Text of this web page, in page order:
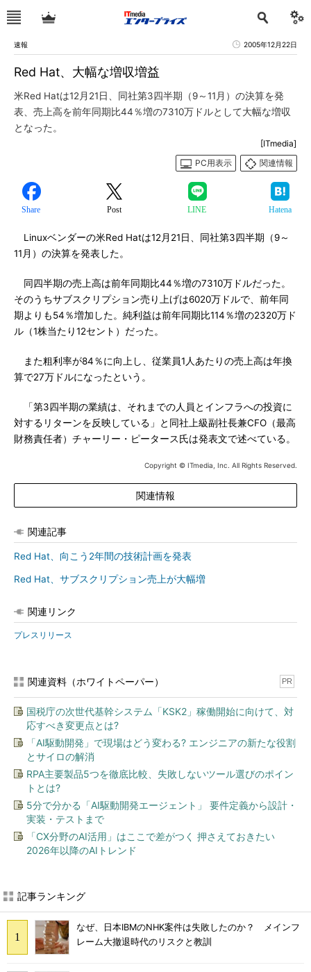
速報 2005年12月22日
Red Hat、大幅な増収増益
米Red Hatは12月21日、同社第3四半期（9～11月）の決算を発
表、売上高を前年同期比44％増の7310万ドルとして大幅な増収
となった。
[ITmedia]
PC用表示
関連情報
Share Post LINE Hatena
Linuxベンダーの米Red Hatは12月21日、同社第3四半期（9～
11月）の決算を発表した。
同四半期の売上高は前年同期比44％増の7310万ドルだった。
そのうちサブスクリプション売り上げは6020万ドルで、前年同
期よりも54％増加した。純利益は前年同期比114％増の2320万ド
ル（1株当たり12セント）だった。
また粗利率が84％に向上し、従業員1人あたりの売上高は年換
算で27万ドルになったという。
「第3四半期の業績は、それまでの人員とインフラへの投資に
対するリターンを反映している」と同社上級副社長兼CFO（最高
財務責任者）チャーリー・ピータース氏は発表文で述べている。
Copyright © ITmedia, Inc. All Rights Reserved.
関連情報
関連記事
Red Hat、向こう2年間の技術計画を発表
Red Hat、サブスクリプション売上が大幅増
関連リンク
プレスリリース
関連資料（ホワイトペーパー） PR
国税庁の次世代基幹システム「KSK2」稼働開始に向けて、対
応すべき変更点とは?
「AI駆動開発」で現場はどう変わる? エンジニアの新たな役割
とサイロの解消
RPA主要製品5つを徹底比較、失敗しないツール選びのポイン
トとは?
5分で分かる「AI駆動開発エージェント」 要件定義から設計・
実装・テストまで
「CX分野のAI活用」はここで差がつく 押さえておきたい
2026年以降のAIトレンド
記事ランキング
なぜ、日本IBMのNHK案件は失敗したのか？ メインフ
レーム大撤退時代のリスクと教訓